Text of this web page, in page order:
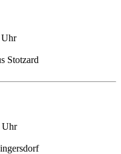
Uhr
Stotzard
Uhr